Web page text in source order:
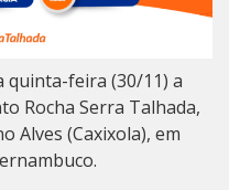
quinta-feira (30/11) a
Rocha Serra Talhada,
Alves (Caxixola), em